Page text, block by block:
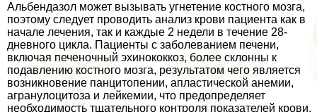
Альбендазол может вызывать угнетение костного мозга,
поэтому следует проводить анализ крови пациента как в
начале лечения, так и каждые 2 недели в течение 28-
дневного цикла. Пациенты с заболеванием печени,
включая печеночный эхинококкоз, более склонны к
подавлению костного мозга, результатом чего является
возникновение панцитопении, апластической анемии,
агранулоцитоза и лейкемии, что предопределяет
необходимость тщательного контроля показателей крови.